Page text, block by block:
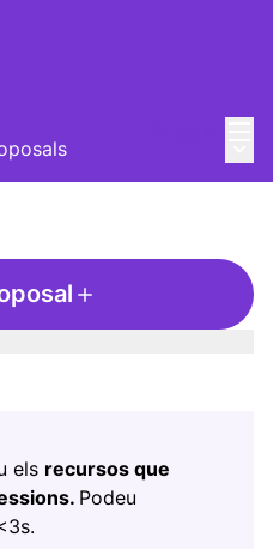
els recursos que
Podeu